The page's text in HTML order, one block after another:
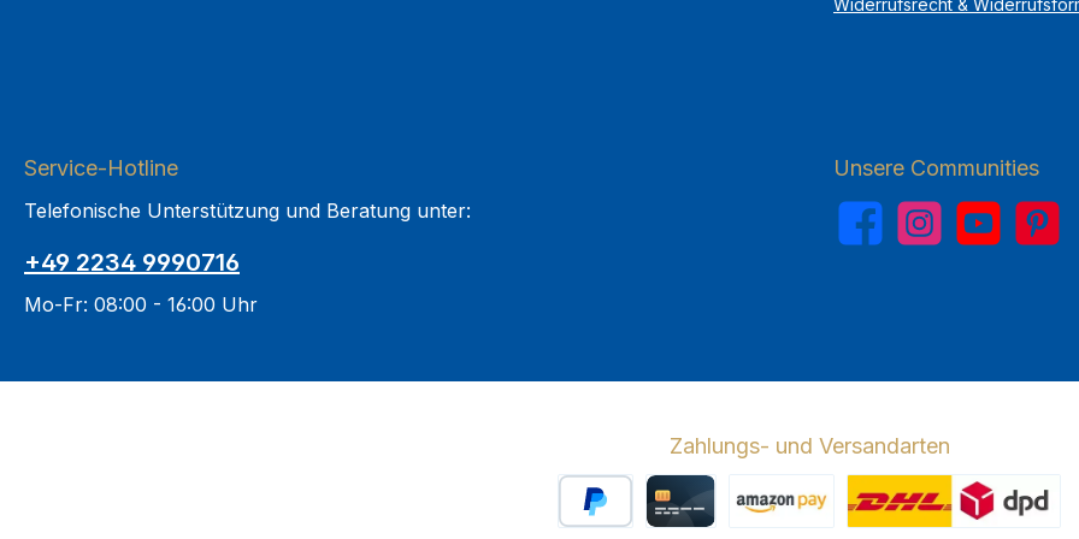
Widerrufsrecht &
Service-Hotline
Telefonische Unterstützung und Beratung unter:
+49 2234 9990716
Mo-Fr: 08:00 - 16:00 Uhr
Unsere Communities
FacebookInstagramYouTubePinterest
Zahlungs- und Versandarten